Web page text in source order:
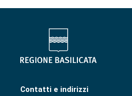
Contatti e indirizzi